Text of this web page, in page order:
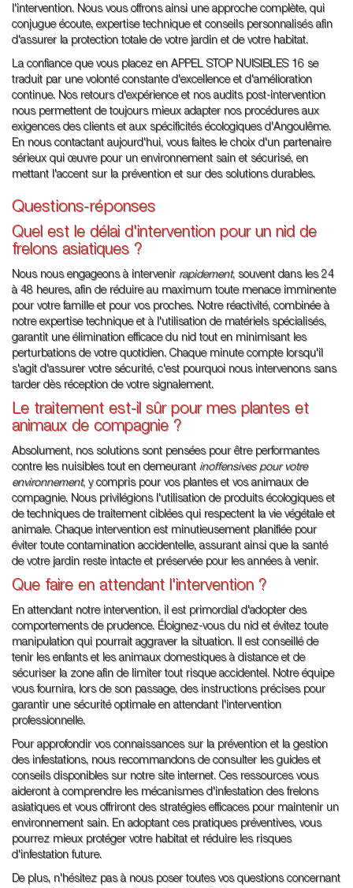
l'intervention. Nous vous offrons ainsi une approche complète, qui
conjugue écoute, expertise technique et conseils personnalisés afin
d'assurer la protection totale de votre jardin et de votre habitat.
La confiance que vous placez en APPEL STOP NUISIBLES 16 se
traduit par une volonté constante d'excellence et d'amélioration
continue. Nos retours d'expérience et nos audits post-intervention
nous permettent de toujours mieux adapter nos procédures aux
exigences des clients et aux spécificités écologiques d'Angoulême.
En nous contactant aujourd'hui, vous faites le choix d'un partenaire
sérieux qui œuvre pour un environnement sain et sécurisé, en
mettant l'accent sur la prévention et sur des solutions durables.
Questions-réponses
Quel est le délai d'intervention pour un nid de
frelons asiatiques ?
Nous nous engageons à intervenir rapidement, souvent dans les 24
à 48 heures, afin de réduire au maximum toute menace imminente
pour votre famille et pour vos proches. Notre réactivité, combinée à
notre expertise technique et à l'utilisation de matériels spécialisés,
garantit une élimination efficace du nid tout en minimisant les
perturbations de votre quotidien. Chaque minute compte lorsqu'il
s'agit d'assurer votre sécurité, c'est pourquoi nous intervenons sans
tarder dès réception de votre signalement.
Le traitement est-il sûr pour mes plantes et
animaux de compagnie ?
Absolument, nos solutions sont pensées pour être performantes
contre les nuisibles tout en demeurant inoffensives pour votre
environnement, y compris pour vos plantes et vos animaux de
compagnie. Nous privilégions l'utilisation de produits écologiques et
de techniques de traitement ciblées qui respectent la vie végétale et
animale. Chaque intervention est minutieusement planifiée pour
éviter toute contamination accidentelle, assurant ainsi que la santé
de votre jardin reste intacte et préservée pour les années à venir.
Que faire en attendant l'intervention ?
En attendant notre intervention, il est primordial d'adopter des
comportements de prudence. Éloignez-vous du nid et évitez toute
manipulation qui pourrait aggraver la situation. Il est conseillé de
tenir les enfants et les animaux domestiques à distance et de
sécuriser la zone afin de limiter tout risque accidentel. Notre équipe
vous fournira, lors de son passage, des instructions précises pour
garantir une sécurité optimale en attendant l'intervention
professionnelle.
Pour approfondir vos connaissances sur la prévention et la gestion
des infestations, nous recommandons de consulter les guides et
conseils disponibles sur notre site internet. Ces ressources vous
aideront à comprendre les mécanismes d'infestation des frelons
asiatiques et vous offriront des stratégies efficaces pour maintenir un
environnement sain. En adoptant ces pratiques préventives, vous
pourrez mieux protéger votre habitat et réduire les risques
d'infestation future.
De plus, n'hésitez pas à nous poser toutes vos questions concernant